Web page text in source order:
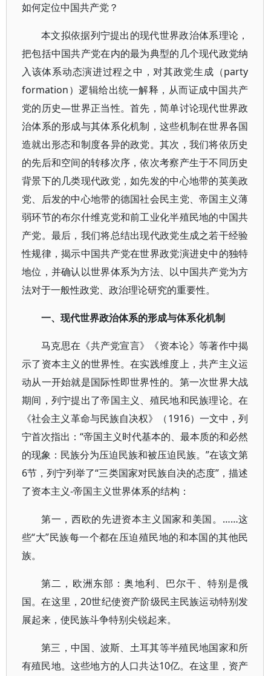
如何定位中国共产党？
本文拟依据列宁提出的现代世界政治体系理论，
把包括中国共产党在内的最为典型的几个现代政党纳
入该体系动态演进过程之中，对其政党生成（party
formation）逻辑给出统一解释，从而证成中国共产
党的历史—世界正当性。首先，简单讨论现代世界政
治体系的形成与其体系化机制，这些机制在世界各国
造就出形态和制度各异的政党。其次，我们将依历史
的先后和空间的转移次序，依次考察产生于不同历史
背景下的几类现代政党，如先发的中心地带的英美政
党、后发的中心地带的德国社会民主党、帝国主义薄
弱环节的布尔什维克党和前工业化半殖民地的中国共
产党。最后，我们将总结出现代政党生成之若干经验
性规律，揭示中国共产党在世界政党演进史中的独特
地位，并确认以世界体系为方法、以中国共产党为方
法对于一般性政党、政治理论研究的重要性。
一、现代世界政治体系的形成与体系化机制
马克思在《共产党宣言》《资本论》等著作中揭
示了资本主义的世界性。在实践维度上，共产主义运
动从一开始就是国际性即世界性的。第一次世界大战
期间，列宁提出了帝国主义、殖民地和民族理论。在
《社会主义革命与民族自决权》（1916）一文中，列
宁首次指出：“帝国主义时代基本的、最本质的和必然
的现象：民族分为压迫民族和被压迫民族。”在该文第
6节，列宁列举了“三类国家对民族自决的态度”，描述
了资本主义-帝国主义世界体系的结构：
第一，西欧的先进资本主义国家和美国。……这
些“大”民族每一个都在压迫殖民地的和本国的其他民
族。
第二，欧洲东部：奥地利、巴尔干、特别是俄
国。在这里，20世纪使资产阶级民主民族运动特别发
展起来，使民族斗争特别尖锐起来。
第三，中国、波斯、土耳其等半殖民地国家和所
有殖民地。这些地方的人口共达10亿。在这里，资产